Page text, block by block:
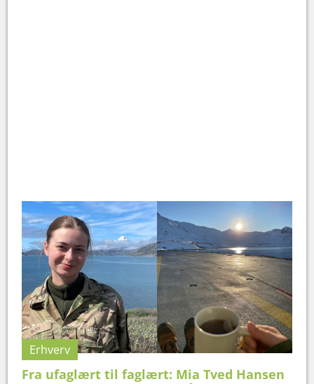
Erhverv
Fra ufaglært til faglært: Mia Tved Hansen